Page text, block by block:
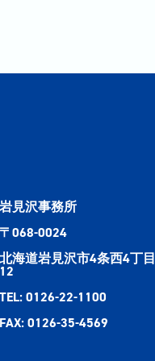
岩見沢事務所
〒068-0024
北海道岩見沢市4条西4丁目
12
TEL: 0126-22-1100
FAX: 0126-35-4569